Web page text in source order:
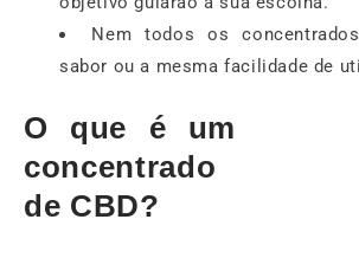
Nem todos os
sabor ou a mesma facilidade de
O que é um
concentrado
de CBD?